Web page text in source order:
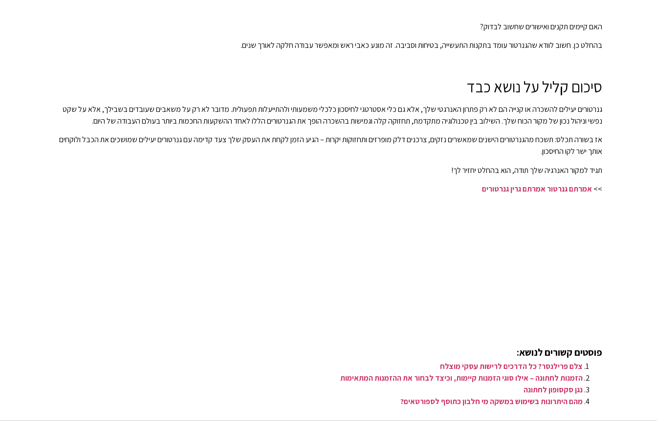
האם קיימים תקנים ואישורים שחשוב לבדוק?
בהחלט כן. חשוב לוודא שהגנרטור עומד בתקנות התעשייה, בטיחות וסביבה. זה מונע כאבי ראש ומאפשר עבודה חלקה לאורך שנים.
סיכום קליל על נושא כבד
גנרטורים יעילים להשכרה או קנייה הם לא רק פתרון האנרגטי שלך, אלא גם כלי אסטרטגי לחיסכון כלכלי משמעותי ולהתייעלות תפעולית. מדובר לא רק על משאבים שעובדים בשבילך, אלא על שקט
נפשי וניהול נכון של מקור הכוח שלך. השילוב בין טכנולוגיה מתקדמת, תחזוקה קלה וגמישות בהשכרה הופך את הגנרטורים הללו לאחד ההשקעות החכמות ביותר בעולם העבודה של היום.
אז בשורה תכלס: תשכח מהגנרטורים הישנים שמאשרים נזקים, צרכנים דלק מופרזים ותחזוקות יקרות – הגיע הזמן לקחת את העסק שלך צעד קדימה עם גנרטורים יעילים שמושכים את הכבל ולוקחים
אותך ישר לקו החיסכון.
תגיד למקור האנרגיה שלך תודה, הוא בהחלט יחזיר לך!
>>אמרתם גנרטור אמרתם גרין גנרטורים
פוסטים קשורים לנושא:
צלם פרילנסר? כל הדרכים לרישות עסקי מוצלח
הזמנות לחתונה – אילו סוגי הזמנות קיימות, וכיצד לבחור את ההזמנות המתאימות
נגן סקסופון לחתונה
מהם היתרונות בשימוש במשקה מי חלבון כתוסף לספורטאים?